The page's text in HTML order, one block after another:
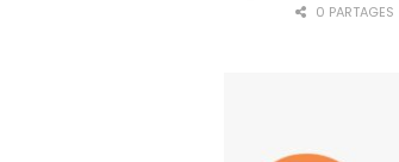
0 PARTAGES